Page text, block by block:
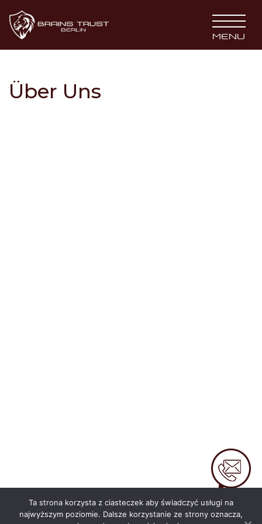
BRAINS TRUST
MENU
Über Uns
KONTAKT
Ta strona korzysta z ciasteczek aby świadczyć usługi na
najwyższym poziomie. Dalsze korzystanie ze strony oznacza,